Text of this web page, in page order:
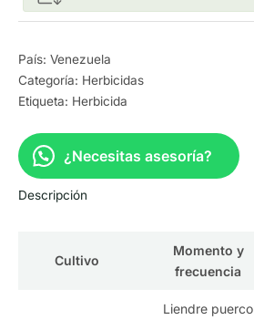
País: Venezuela
Categoría: Herbicidas
Etiqueta: Herbicida
¿Necesitas asesoría?
Descripción
Cultivo
Momento y
frecuencia
Liendre puerco